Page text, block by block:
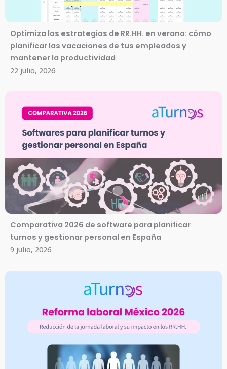
Optimiza las estrategias de RR.HH. en verano: cómo
planificar las vacaciones de tus empleados y
mantener la productividad
22 julio, 2026
Comparativa 2026 de software para planificar
turnos y gestionar personal en España
9 julio, 2026